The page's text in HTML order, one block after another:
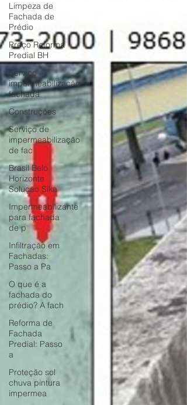
Limpeza de
Fachada de
Prédio
Preço Reforma
Predial BH
Serviço
impermeabilização
fachada
Construções
Serviço de
impermeabilização
de fac
Brasil Belo
Horizonte
Solução Sika
Impermeabilizante
para fachada
de p
Infiltração em
Fachadas:
Passo a Pa
O que é a
fachada do
prédio? A fach
Reforma de
Fachada
Predial: Passo
a
Proteção sol
chuva pintura
impermea